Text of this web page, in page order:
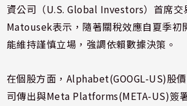
資公司（U.S. Global Investors）首席
Matousek表示，隨著關稅效應自夏季初
能維持謹慎立場，強調依賴數據決策。
在個股方面，Alphabet(GOOGL-US)股
司傳出與Meta Platforms(META-US)簽